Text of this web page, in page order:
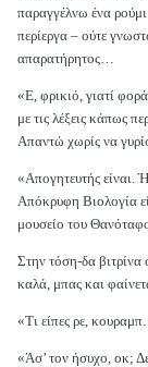
παραγγέλνω ένα
περίεργα – ούτε
απαρατήρητος…
«Ε, φρικιό, γιατί
με τις λέξεις κάπως
Απαντώ χωρίς να
«Απογητευτής είναι.
Απόκρυφη Βιολογία
μουσείο του
Στην τόση-δα βιτρίνα
καλά, μπας και
«Τι είπες ρε,
«Άσ’ τον ήσυχο, οκ;